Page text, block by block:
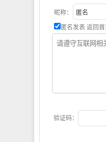
昵称：
匿名发表 返回首
验证码：